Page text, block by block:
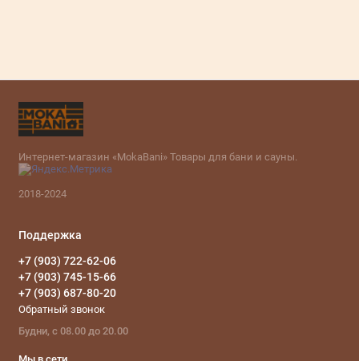
Интернет-магазин «MokaBani» Товары для бани и сауны.
2018-2024
Поддержка
+7 (903) 722-62-06
+7 (903) 745-15-66
+7 (903) 687-80-20
Обратный звонок
Будни, с 08.00 до 20.00